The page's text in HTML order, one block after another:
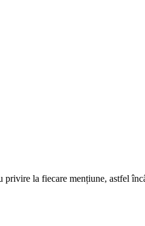
la fiecare mențiune, astfel